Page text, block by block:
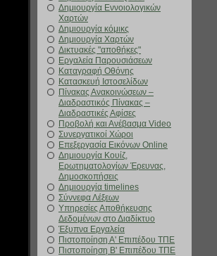
Δημιουργία Εννοιολογικών
Χαρτών
Δημιουργία κόμικς
Δημιουργία Χαρτών
Δικτυακές "αποθήκες"
Εργαλεία Παρουσιάσεων
Καταγραφή Οθόνης
Κατασκευή Ιστοσελίδων
Πίνακας Ανακοινώσεων –
Διαδραστικός Πίνακας –
Διαδραστικές Αφίσες
Προβολή και Ανέβασμα Video
Συνεργατικοί Χώροι
Επεξεργασία Εικόνων Online
Δημιουργία Κουίζ,
Ερωτηματολογίων Έρευνας,
Δημοσκοπήσεις
Δημιουργία timelines
Σύννεφα Λέξεων
Υπηρεσίες Αποθήκευσης
Δεδομένων στο Διαδίκτυο
Έξυπνα Εργαλεία
Πιστοποίηση Α' Επιπέδου ΤΠΕ
Πιστοποίηση Β' Επιπέδου ΤΠΕ